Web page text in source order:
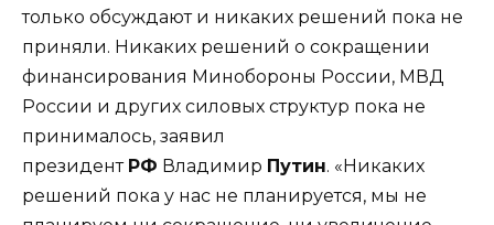
только обсуждают и никаких решений пока не
приняли. Никаких решений о сокращении
финансирования Минобороны России, МВД
России и других силовых структур пока не
принималось, заявил
президент РФ Владимир Путин. «Никаких
решений пока у нас не планируется, мы не